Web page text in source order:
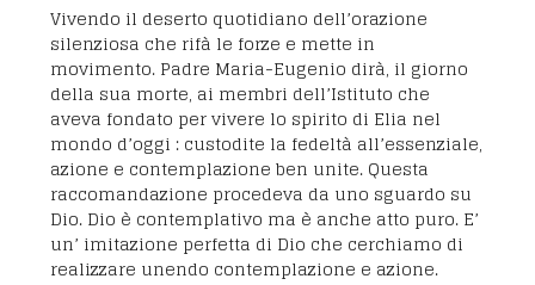
Vivendo il deserto quotidiano dell’orazione
silenziosa che rifà le forze e mette in
movimento. Padre Maria-Eugenio dirà, il giorno
della sua morte, ai membri dell’Istituto che
aveva fondato per vivere lo spirito di Elia nel
mondo d’oggi : custodite la fedeltà all’essenziale,
azione e contemplazione ben unite. Questa
raccomandazione procedeva da uno sguardo su
Dio. Dio è contemplativo ma è anche atto puro. E’
un’ imitazione perfetta di Dio che cerchiamo di
realizzare unendo contemplazione e azione.